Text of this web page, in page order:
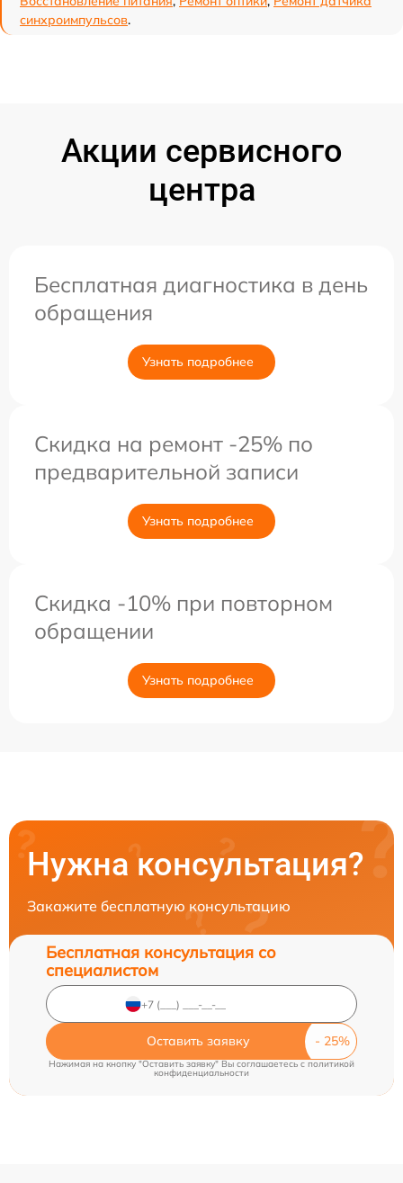
синхроимпульсов.
Акции сервисного
центра
Бесплатная диагностика в день
обращения
Узнать подробнее
Скидка на ремонт -25% по
предварительной записи
Узнать подробнее
Скидка -10% при повторном
обращении
Узнать подробнее
Нужна консультация?
Закажите бесплатную консультацию
Бесплатная консультация со
специалистом
Оставить заявку
Нажимая на кнопку "Оставить заявку" Вы соглашаетесь cполитикой
конфиденциальности